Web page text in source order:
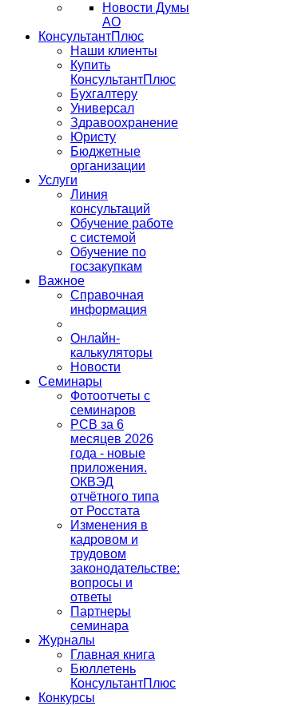
Новости Думы
АО
КонсультантПлюс
Наши клиенты
Купить
КонсультантПлюс
Бухгалтеру
Универсал
Здравоохранение
Юристу
Бюджетные
организации
Услуги
Линия
консультаций
Обучение работе
с системой
Обучение по
госзакупкам
Важное
Справочная
информация
Онлайн-
калькуляторы
Новости
Семинары
Фотоотчеты с
семинаров
РСВ за 6
месяцев 2026
года - новые
приложения.
ОКВЭД
отчётного типа
от Росстата
Изменения в
кадровом и
трудовом
законодательстве:
вопросы и
ответы
Партнеры
семинара
Журналы
Главная книга
Бюллетень
КонсультантПлюс
Конкурсы